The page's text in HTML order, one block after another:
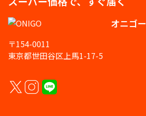
オニゴー
〒154-0011
東京都世田谷区上馬1-17-5